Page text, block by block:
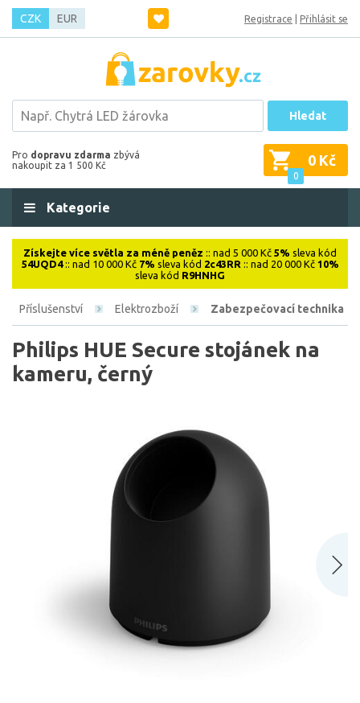
CZK EUR Registrace Přihlásit se
Hledat
Pro dopravu zdarma zbývá
nakoupit za 1 500 Kč
0
0 Kč
Kategorie
Získejte více světla za méně peněz :: nad 5 000 Kč 5% sleva kód
54UQD4:: nad 10 000 Kč 7% sleva kód 2c43RR :: nad 20 000 Kč 10%
sleva kód R9HNHG
Příslušenství Elektrozboží Zabezpečovací technika
Philips HUE Secure stojánek na
kameru, černý